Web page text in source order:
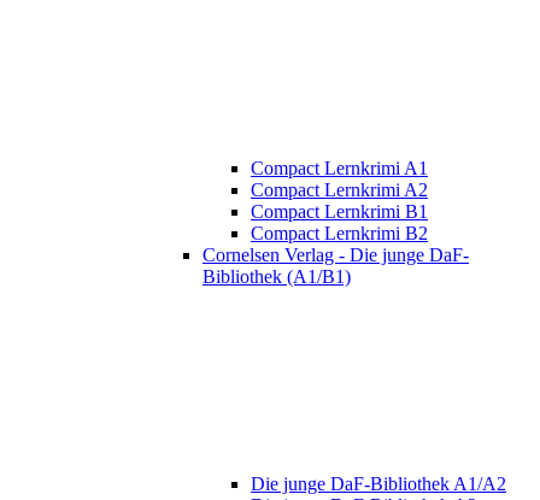
Compact Lernkrimi A1
Compact Lernkrimi A2
Compact Lernkrimi B1
Compact Lernkrimi B2
Cornelsen Verlag - Die junge DaF-
Bibliothek (A1/B1)
Die junge DaF-Bibliothek A1/A2